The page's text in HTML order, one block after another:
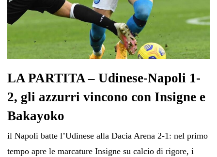
LA PARTITA – Udinese-Napoli 1-
2, gli azzurri vincono con Insigne e
Bakayoko
il Napoli batte l’Udinese alla Dacia Arena 2-1: nel primo
tempo apre le marcature Insigne su calcio di rigore, i